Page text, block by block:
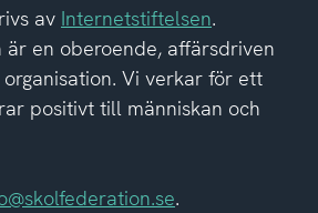
av Internetstiftelsen.
en oberoende, affärsdriven
Vi verkar för ett
positivt till människan och
.